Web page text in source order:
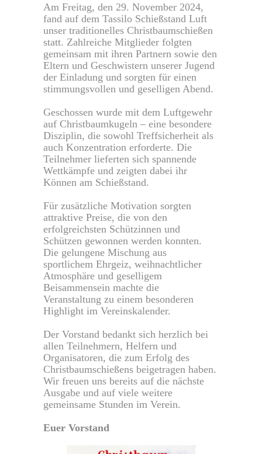
Am Freitag, den 29. November 2024,
fand auf dem Tassilo Schießstand Luft
unser traditionelles Christbaumschießen
statt. Zahlreiche Mitglieder folgten
gemeinsam mit ihren Partnern sowie den
Eltern und Geschwistern unserer Jugend
der Einladung und sorgten für einen
stimmungsvollen und geselligen Abend.
Geschossen wurde mit dem Luftgewehr
auf Christbaumkugeln – eine besondere
Disziplin, die sowohl Treffsicherheit als
auch Konzentration erforderte. Die
Teilnehmer lieferten sich spannende
Wettkämpfe und zeigten dabei ihr
Können am Schießstand.
Für zusätzliche Motivation sorgten
attraktive Preise, die von den
erfolgreichsten Schützinnen und
Schützen gewonnen werden konnten.
Die gelungene Mischung aus
sportlichem Ehrgeiz, weihnachtlicher
Atmosphäre und geselligem
Beisammensein machte die
Veranstaltung zu einem besonderen
Highlight im Vereinskalender.
Der Vorstand bedankt sich herzlich bei
allen Teilnehmern, Helfern und
Organisatoren, die zum Erfolg des
Christbaumschießens beigetragen haben.
Wir freuen uns bereits auf die nächste
Ausgabe und auf viele weitere
gemeinsame Stunden im Verein.
Euer Vorstand